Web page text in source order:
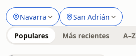
Navarra San Adrián
Populares Más recientes A–Z